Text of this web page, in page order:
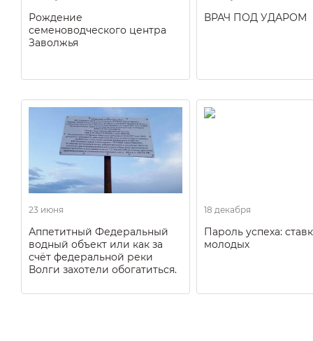
Рождение
семеноводческого центра
Заволжья
ВРАЧ ПОД УДАРОМ
23 июня
Аппетитный Федеральный
водный объект или как за
счёт федеральной реки
Волги захотели обогатиться.
18 декабря
Пароль успеха:
молодых